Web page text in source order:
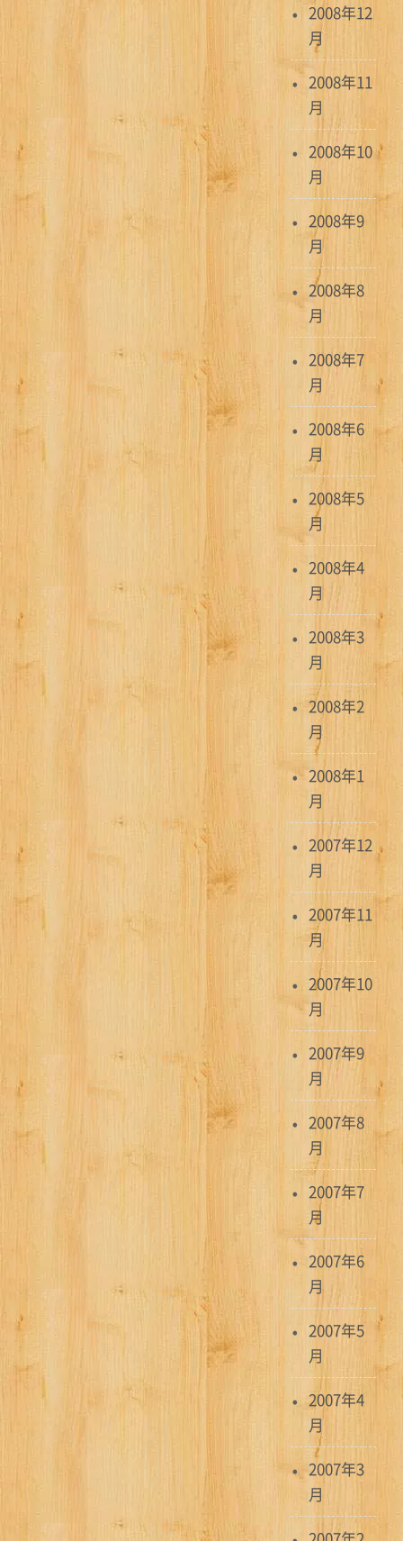
2008年12
月
2008年11
月
2008年10
月
2008年9
月
2008年8
月
2008年7
月
2008年6
月
2008年5
月
2008年4
月
2008年3
月
2008年2
月
2008年1
月
2007年12
月
2007年11
月
2007年10
月
2007年9
月
2007年8
月
2007年7
月
2007年6
月
2007年5
月
2007年4
月
2007年3
月